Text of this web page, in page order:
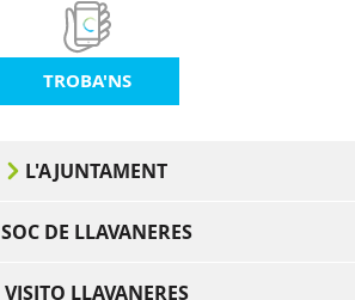
TROBA'NS
L'AJUNTAMENT
SOC DE LLAVANERES
VISITO LLAVANERES